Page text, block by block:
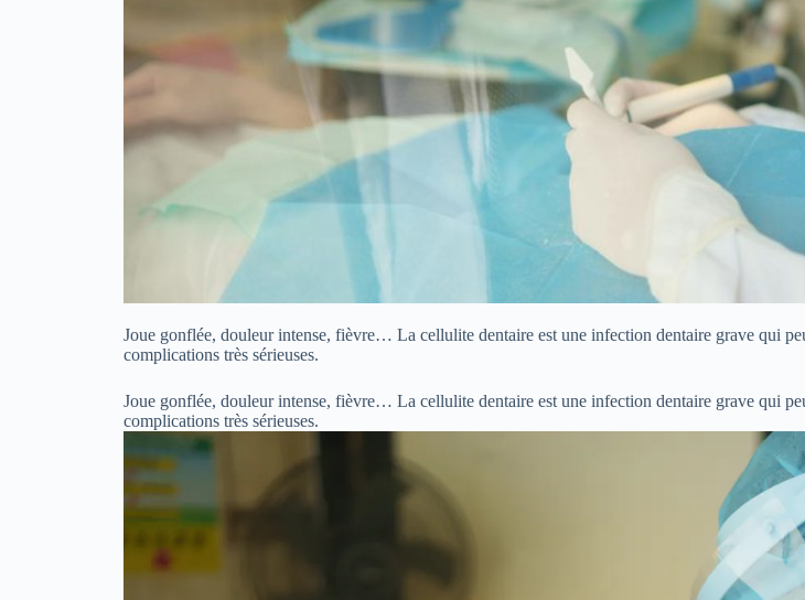
Joue gonflée, douleur intense, fièvre… La cellulite dentaire est une infection dentaire grave qui
complications très sérieuses.
Joue gonflée, douleur intense, fièvre… La cellulite dentaire est une infection dentaire grave qui
complications très sérieuses.